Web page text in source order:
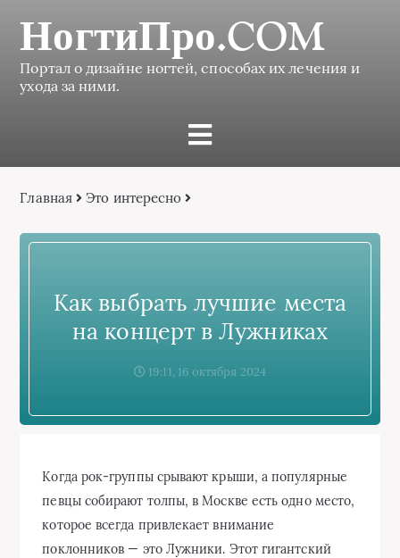
НогтиПро.COM
Портал о дизайне ногтей, способах их лечения и
ухода за ними.
Главная Это интересно
Как выбрать лучшие места
на концерт в Лужниках
19:11, 16 октября 2024
Когда рок-группы срывают крыши, а популярные
певцы собирают толпы, в Москве есть одно место,
которое всегда привлекает внимание
поклонников — это Лужники. Этот гигантский